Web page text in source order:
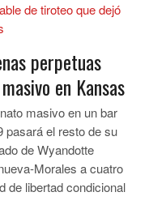
perpetuas
en Kansas
masivo en un bar
pasará el resto de su
de Wyandotte
Morales a cuatro
de libertad condicional